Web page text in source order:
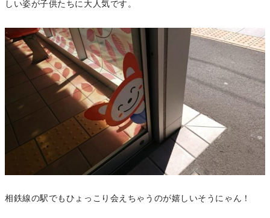
しい姿が子供たちに大人気です。
相鉄線の駅でもひょっこり会えちゃうのが嬉しいそうにゃん！